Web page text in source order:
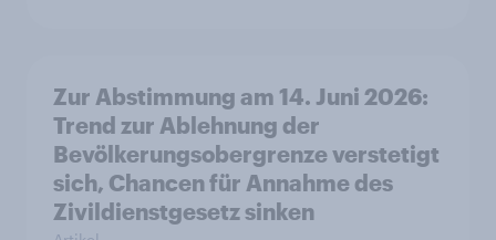
Zur Abstimmung am 14. Juni 2026:
Trend zur Ablehnung der
Bevölkerungsobergrenze verstetigt
sich, Chancen für Annahme des
Zivildienstgesetz sinken